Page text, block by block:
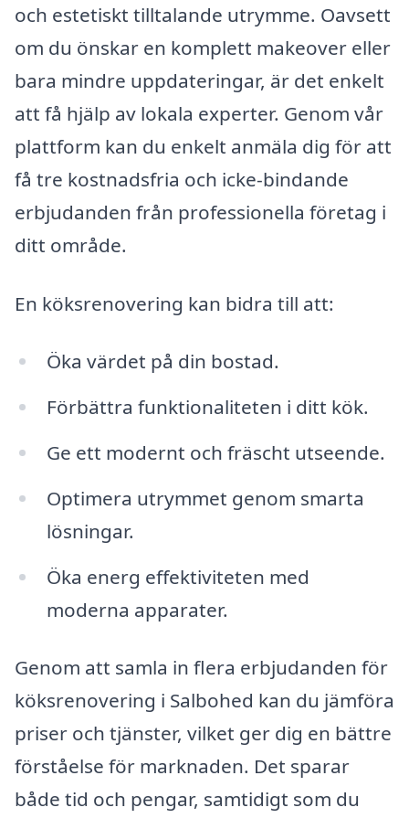
och estetiskt tilltalande utrymme. Oavsett
om du önskar en komplett makeover eller
bara mindre uppdateringar, är det enkelt
att få hjälp av lokala experter. Genom vår
plattform kan du enkelt anmäla dig för att
få tre kostnadsfria och icke-bindande
erbjudanden från professionella företag i
ditt område.
En köksrenovering kan bidra till att:
Öka värdet på din bostad.
Förbättra funktionaliteten i ditt kök.
Ge ett modernt och fräscht utseende.
Optimera utrymmet genom smarta
lösningar.
Öka energ effektiviteten med
moderna apparater.
Genom att samla in flera erbjudanden för
köksrenovering i Salbohed kan du jämföra
priser och tjänster, vilket ger dig en bättre
förståelse för marknaden. Det sparar
både tid och pengar, samtidigt som du